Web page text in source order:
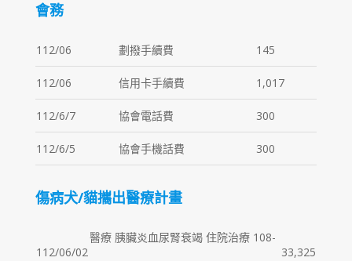
會務
112/06 劃撥手續費 145
112/06 信用卡手續費 1,017
112/6/7 協會電話費 300
112/6/5 協會手機話費 300
傷病犬/貓攜出醫療計畫
112/06/02
醫療 胰臟炎血尿腎衰竭 住院治療 108-
33,325